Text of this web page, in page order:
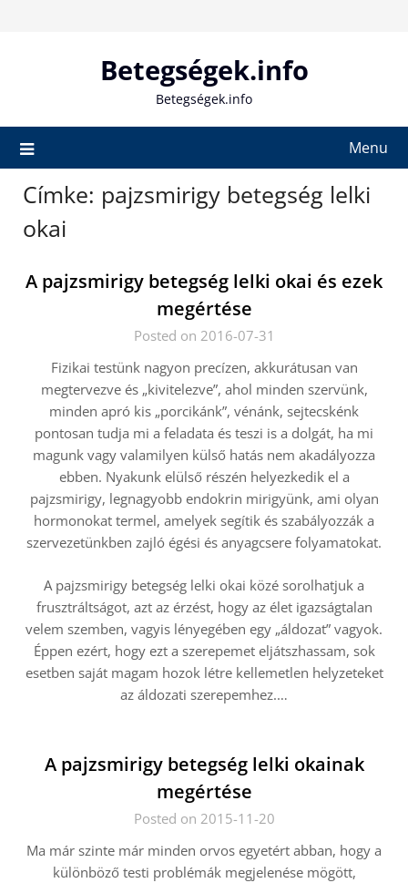
Betegségek.info
Betegségek.info
Menu
Címke: pajzsmirigy betegség lelki
okai
A pajzsmirigy betegség lelki okai és ezek
megértése
Posted on 2016-07-31
Fizikai testünk nagyon precízen, akkurátusan van
megtervezve és „kivitelezve”, ahol minden szervünk,
minden apró kis „porcikánk”, vénánk, sejtecskénk
pontosan tudja mi a feladata és teszi is a dolgát, ha mi
magunk vagy valamilyen külső hatás nem akadályozza
ebben. Nyakunk elülső részén helyezkedik el a
pajzsmirigy, legnagyobb endokrin mirigyünk, ami olyan
hormonokat termel, amelyek segítik és szabályozzák a
szervezetünkben zajló égési és anyagcsere folyamatokat.
A pajzsmirigy betegség lelki okai közé sorolhatjuk a
frusztráltságot, azt az érzést, hogy az élet igazságtalan
velem szemben, vagyis lényegében egy „áldozat” vagyok.
Éppen ezért, hogy ezt a szerepemet eljátszhassam, sok
esetben saját magam hozok létre kellemetlen helyzeteket
az áldozati szerepemhez.…
A pajzsmirigy betegség lelki okainak
megértése
Posted on 2015-11-20
Ma már szinte már minden orvos egyetért abban, hogy a
különböző testi problémák megjelenése mögött,